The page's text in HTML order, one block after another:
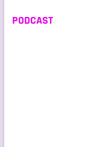
PODCAST